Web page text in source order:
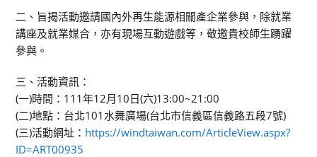
二、旨揭活動邀請國內外再生能源相關產企業參與，除就業
講座及就業媒合，亦有現場互動遊戲等，敬邀貴校師生踴躍
參與。
三、活動資訊：
(一)時間：111年12月10日(六)13:00~21:00
(二)地點：台北101水舞廣場(台北市信義區信義路五段7號)
(三)活動網址： https://windtaiwan.com/ArticleView.aspx?
ID=ART00935